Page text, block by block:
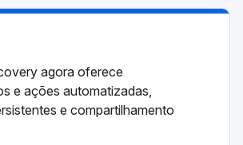
agora oferece
e ações automatizadas,
e compartilhamento